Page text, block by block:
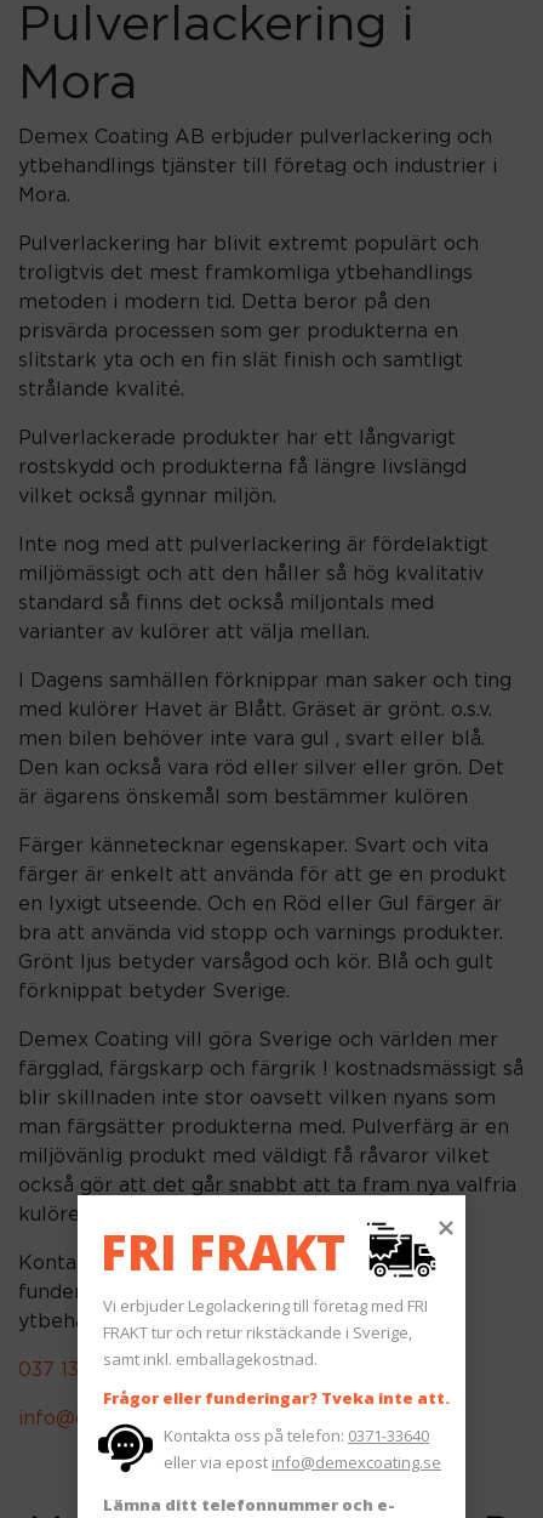
Pulverlackering i
Mora
Demex Coating AB erbjuder pulverlackering och
ytbehandlings tjänster till företag och industrier i
Mora.
Pulverlackering har blivit extremt populärt och
troligtvis det mest framkomliga ytbehandlings
metoden i modern tid. Detta beror på den
prisvärda processen som ger produkterna en
slitstark yta och en fin slät finish och samtligt
strålande kvalité.
Pulverlackerade produkter har ett långvarigt
rostskydd och produkterna få längre livslängd
vilket också gynnar miljön.
Inte nog med att pulverlackering är fördelaktigt
miljömässigt och att den håller så hög kvalitativ
standard så finns det också miljontals med
varianter av kulörer att välja mellan.
I Dagens samhällen förknippar man saker och ting
med kulörer Havet är Blått. Gräset är grönt. o.s.v.
men bilen behöver inte vara gul , svart eller blå.
Den kan också vara röd eller silver eller grön. Det
är ägarens önskemål som bestämmer kulören
Färger kännetecknar egenskaper. Svart och vita
färger är enkelt att använda för att ge en produkt
en lyxigt utseende. Och en Röd eller Gul färger är
bra att använda vid stopp och varnings produkter.
Grönt ljus betyder varsågod och kör. Blå och gult
förknippat betyder Sverige.
Demex Coating vill göra Sverige och världen mer
färgglad, färgskarp och färgrik ! kostnadsmässigt så
blir skillnaden inte stor oavsett vilken nyans som
man färgsätter produkterna med. Pulverfärg är en
miljövänlig produkt med väldigt få råvaror vilket
också gör att det går snabbt att ta fram nya valfria
kulörer.
Kontakta Demex Coating vid frågor eller
funderingar gällande pulverlackering och
ytbehandling
037 133 640
info@demexcoating.se
FRI FRAKT
Vi erbjuder Legolackering till företag med FRI
FRAKT tur och retur rikstäckande i Sverige,
samt inkl. emballagekostnad.
Frågor eller funderingar? Tveka inte att.
Kontakta oss på telefon: 0371-33640
eller via epost info@demexcoating.se
Lämna ditt telefonnummer och e-